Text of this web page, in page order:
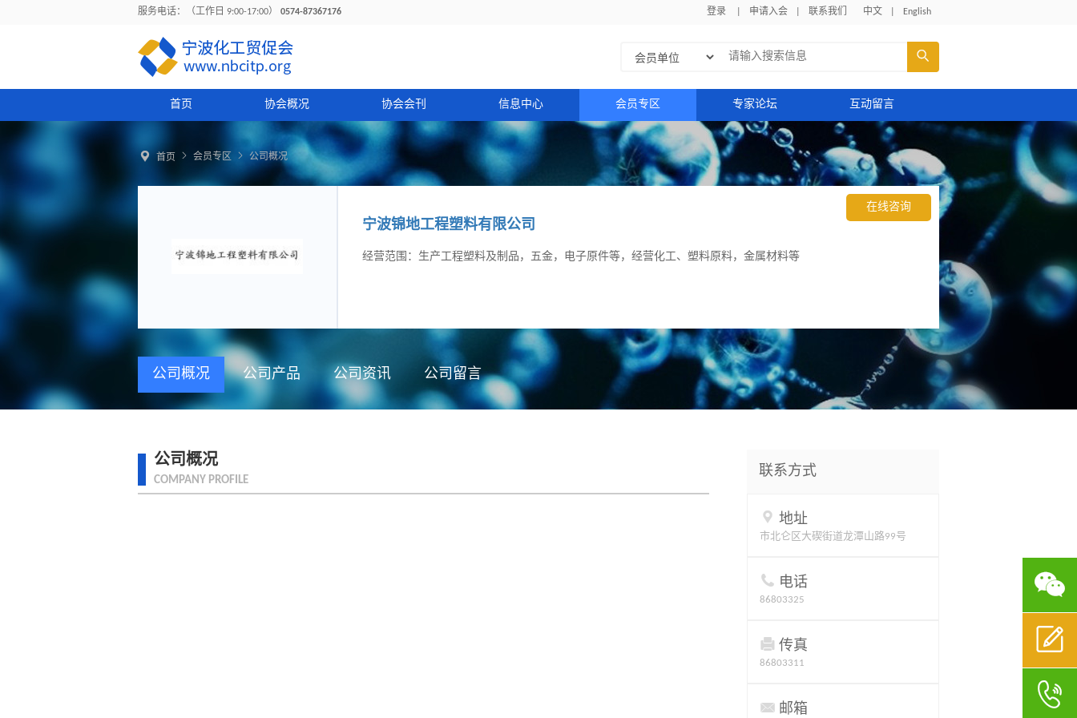
服务电话：（工作日 9:00-17:00） 0574-87367176 登录 申请入会 联系我们 中文 English

首页 协会概况 协会会刊 信息中心 会员专区 专家论坛 互动留言
 首页  会员专区  公司概况
在线咨询
宁波锦地工程塑料有限公司
经营范围：生产工程塑料及制品，五金，电子原件等，经营化工、塑料原料，金属材料等
公司概况 公司产品 公司资讯 公司留言
公司概况
COMPANY PROFILE
联系方式
 地址
市北仑区大碶街道龙潭山路99号
 电话
86803325
 传真
86803311
 邮箱


